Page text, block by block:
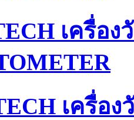
เครื่อ
เครื่อ